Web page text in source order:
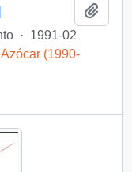
· 1991-02
(1990-